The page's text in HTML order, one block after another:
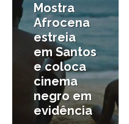
Mostra
Afrocena
estreia
em Santos
e coloca
cinema
negro em
evidência